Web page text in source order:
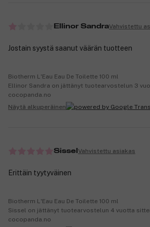
Ellinor SandraVahvistettu
Jostain syystä saanut väärän tuotteen
Biotherm L'Eau Eau De Toilette 100 ml
Ellinor Sandra on jättänyt tuotearvostelun 3
cocopanda.no
Näytä alkuperäinen
Sissel Vahvistettu asiakas
Erittäin tyytyväinen
Biotherm L'Eau Eau De Toilette 100 ml
Sissel on jättänyt tuotearvostelun 4 vuotta sitten
cocopanda.no